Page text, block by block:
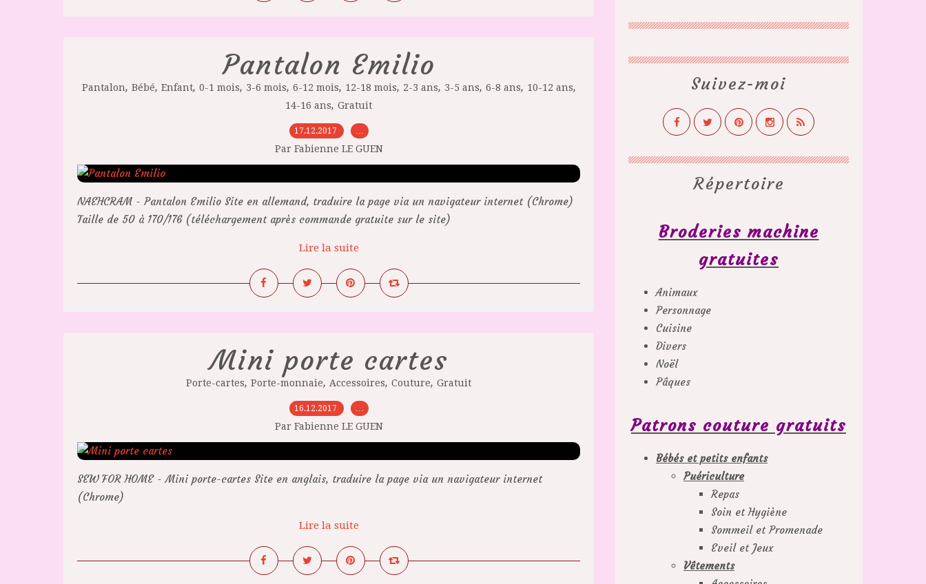
Pantalon Emilio
Pantalon, Bébé, Enfant, 0-1 mois, 3-6 mois, 6-12 mois, 12-18 mois, 2-3 ans, 3-5 ans, 6-8 ans, 10-12 ans,
14-16 ans, Gratuit
17.12.2017 …
Par Fabienne LE GUEN
NAEHCRAM - Pantalon Emilio Site en allemand, traduire la page via un navigateur internet (Chrome)
Taille de 50 à 170/176 (téléchargement après commande gratuite sur le site)
Lire la suite
Mini porte cartes
Porte-cartes, Porte-monnaie, Accessoires, Couture, Gratuit
16.12.2017 …
Par Fabienne LE GUEN
SEW FOR HOME - Mini porte-cartes Site en anglais, traduire la page via un navigateur internet
(Chrome)
Lire la suite
Suivez-moi
Répertoire
Broderies machine
gratuites
Animaux
Personnage
Cuisine
Divers
Noël
Pâques
Patrons couture gratuits
Bébés et petits enfants
Puériculture
Repas
Soin et Hygiène
Sommeil et Promenade
Eveil et Jeux
Vêtements